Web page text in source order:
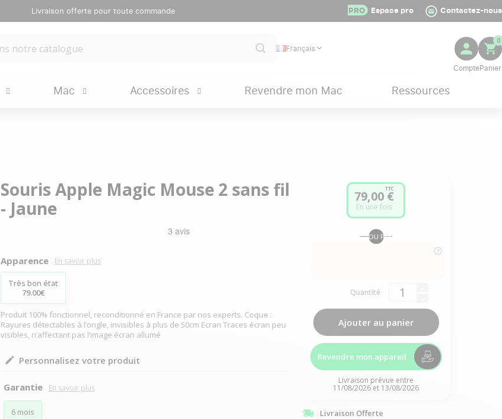
Livraison offerte pour toute commande PRO Espace pro Contactez-nous
Français
0
Mac Accessoires Revendre mon Mac Ressources
Souris Apple Magic Mouse 2 sans fil
- Jaune
Apparence En savoir plus
Très bon état
79.00€
Produit 100% fonctionnel, reconditionné en France par nos experts. Coque :
Rayures détectables à l’ongle, invisibles à plus de 50cm Ecran Traces écran peu
visibles, n’affectant pas l’image écran allumé
Personnalisez votre produit
Garantie
6 mois
79,00 €
TTC
En une fois
OU PAYER EN
Quantité
Ajouter au panier
Revendre mon appareil
Livraison prévue entre
11/08/2026 et 13/08/2026
Livraison Offerte